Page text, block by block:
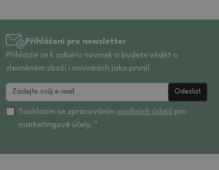
Přihlášení pro newsletter
Přihlaste se k odběru novinek a budete vědět o
zlevněném zboží i novinkách jako první!
Odeslat
Souhlasím se zpracováním osobních údajů pro
marketingové účely. *